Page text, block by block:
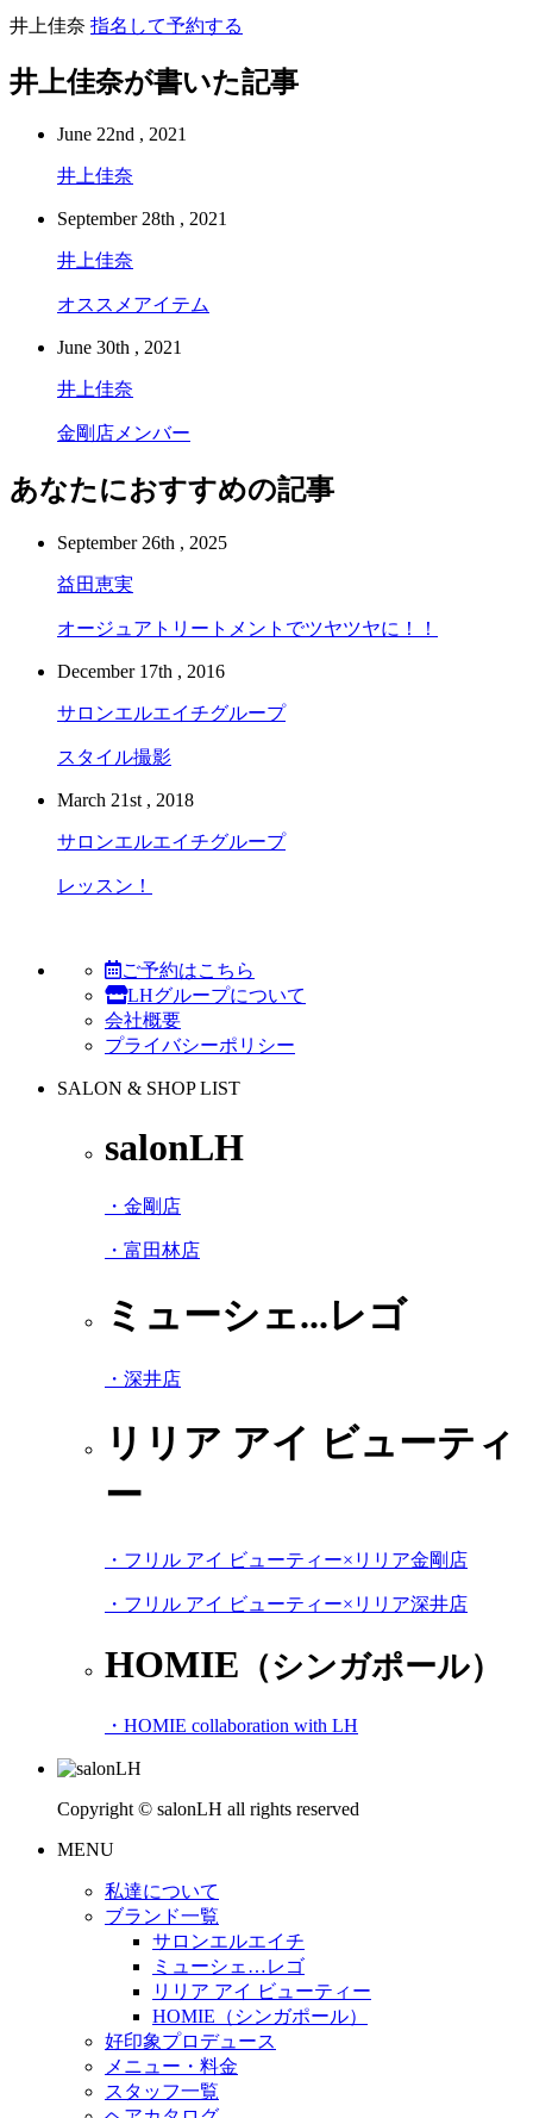
井上佳奈 指名して予約する
井上佳奈が書いた記事
June 22nd , 2021
井上佳奈
September 28th , 2021
井上佳奈
オススメアイテム
June 30th , 2021
井上佳奈
金剛店メンバー
あなたにおすすめの記事
September 26th , 2025
益田恵実
オージュアトリートメントでツヤツヤに！！
December 17th , 2016
サロンエルエイチグループ
スタイル撮影
March 21st , 2018
サロンエルエイチグループ
レッスン！
ご予約はこちら
LHグループについて
会社概要
プライバシーポリシー
SALON & SHOP LIST
salonLH
・金剛店
・富田林店
ミューシェ...レゴ
・深井店
リリア アイ ビューティ
ー
・フリル アイ ビューティー×リリア金剛店
・フリル アイ ビューティー×リリア深井店
HOMIE （シンガポール）
・HOMIE collaboration with LH
Copyright © salonLH all rights reserved
MENU
私達について
ブランド一覧
サロンエルエイチ
ミューシェ…レゴ
リリア アイ ビューティー
HOMIE（シンガポール）
好印象プロデュース
メニュー・料金
スタッフ一覧